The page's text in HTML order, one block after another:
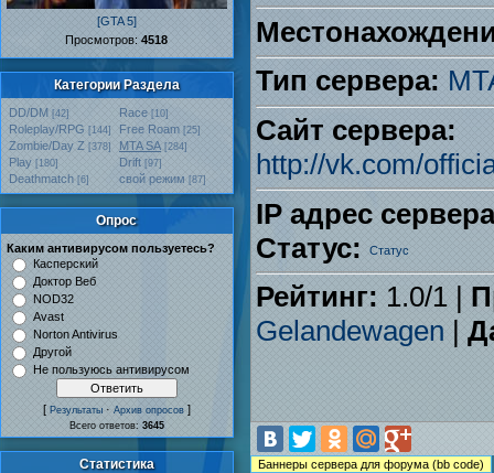
[GTA 5]
Проcмотров:4518
Категории Раздела
DD/DM [42] Race [10]
Roleplay/RPG [144] Free Roam [25]
Zombie/Day Z [378] MTA SA [284]
Play [180] Drift [97]
Deathmatch [6] свой режим [87]
Опрос
Каким антивирусом пользуетесь?
Касперский
Доктор Веб
NOD32
Avast
Norton Antivirus
Другой
Не пользуюсь антивирусом
[ Результаты · Архив опросов ]
Всего ответов: 3645
Статистика
Тип сервера:
Сайт сервера:
http://vk.com/
IP адрес
Статус:
Рейтинг: 1.0/1 |
Gelandewagen |